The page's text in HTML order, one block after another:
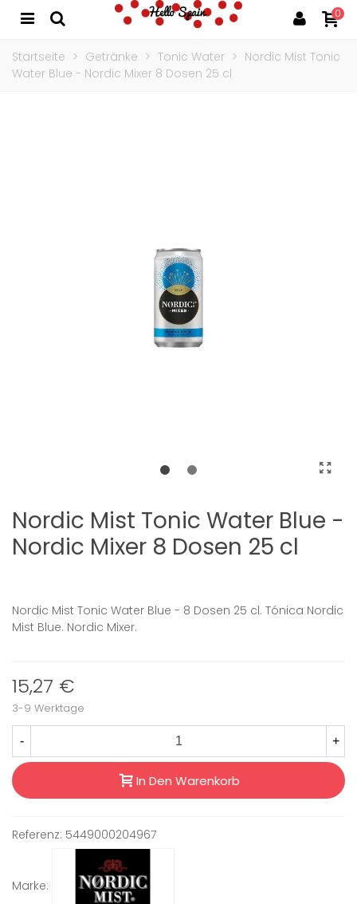
0
Startseite > Getränke > Tonic Water > Nordic Mist Tonic
Water Blue - Nordic Mixer 8 Dosen 25 cl
Nordic Mist Tonic Water Blue -
Nordic Mixer 8 Dosen 25 cl
Nordic Mist Tonic Water Blue - 8 Dosen 25 cl. Tónica Nordic
Mist Blue. Nordic Mixer.
15,27 €
3-9 Werktage
- +
In Den Warenkorb
Referenz: 5449000204967
Marke: